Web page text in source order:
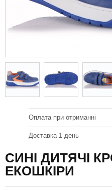
Оплата при отриманні
Доставка 1 день
СИНІ ДИТЯЧІ
ЕКОШКІРИ